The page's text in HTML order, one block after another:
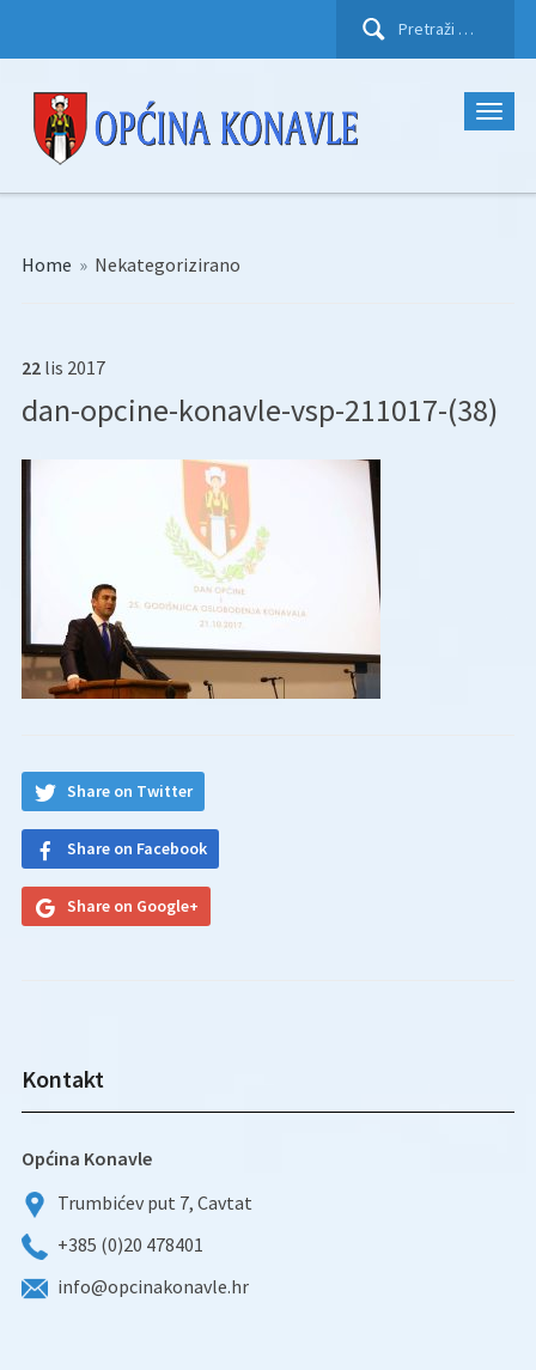
Pretraži:
Home » Nekategorizirano
22 lis 2017
dan-opcine-konavle-vsp-211017-(38)
Share on Twitter
Share on Facebook
Share on Google+
Kontakt
Općina Konavle
Trumbićev put 7, Cavtat
+385 (0)20 478401
info@opcinakonavle.hr